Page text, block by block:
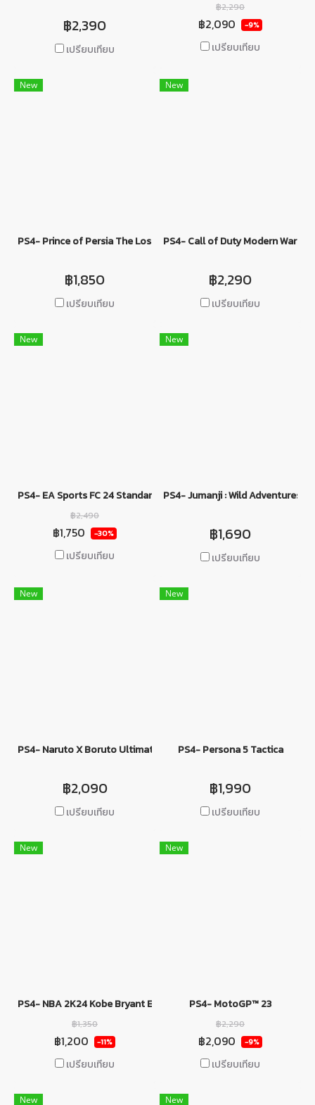
฿2,390
เปรียบเทียบ
฿2,290
฿2,090 -9%
เปรียบเทียบ
New
PS4- Prince of Persia The Lost Crown
฿1,850
เปรียบเทียบ
New
PS4- Call of Duty Modern
฿2,290
เปรียบเทียบ
New
PS4- EA Sports FC 24 Standard Edition
฿2,490
฿1,750 -30%
เปรียบเทียบ
New
PS4- Jumanji : Wild Adventures
฿1,690
เปรียบเทียบ
New
PS4- Naruto X Boruto Ultimate Ninja Storm Connections
฿2,090
เปรียบเทียบ
New
PS4- Persona 5 Tactica
฿1,990
เปรียบเทียบ
New
PS4- NBA 2K24 Kobe Bryant Edition
฿1,350
฿1,200 -11%
เปรียบเทียบ
New
PS4- MotoGP™ 23
฿2,290
฿2,090 -9%
เปรียบเทียบ
New New